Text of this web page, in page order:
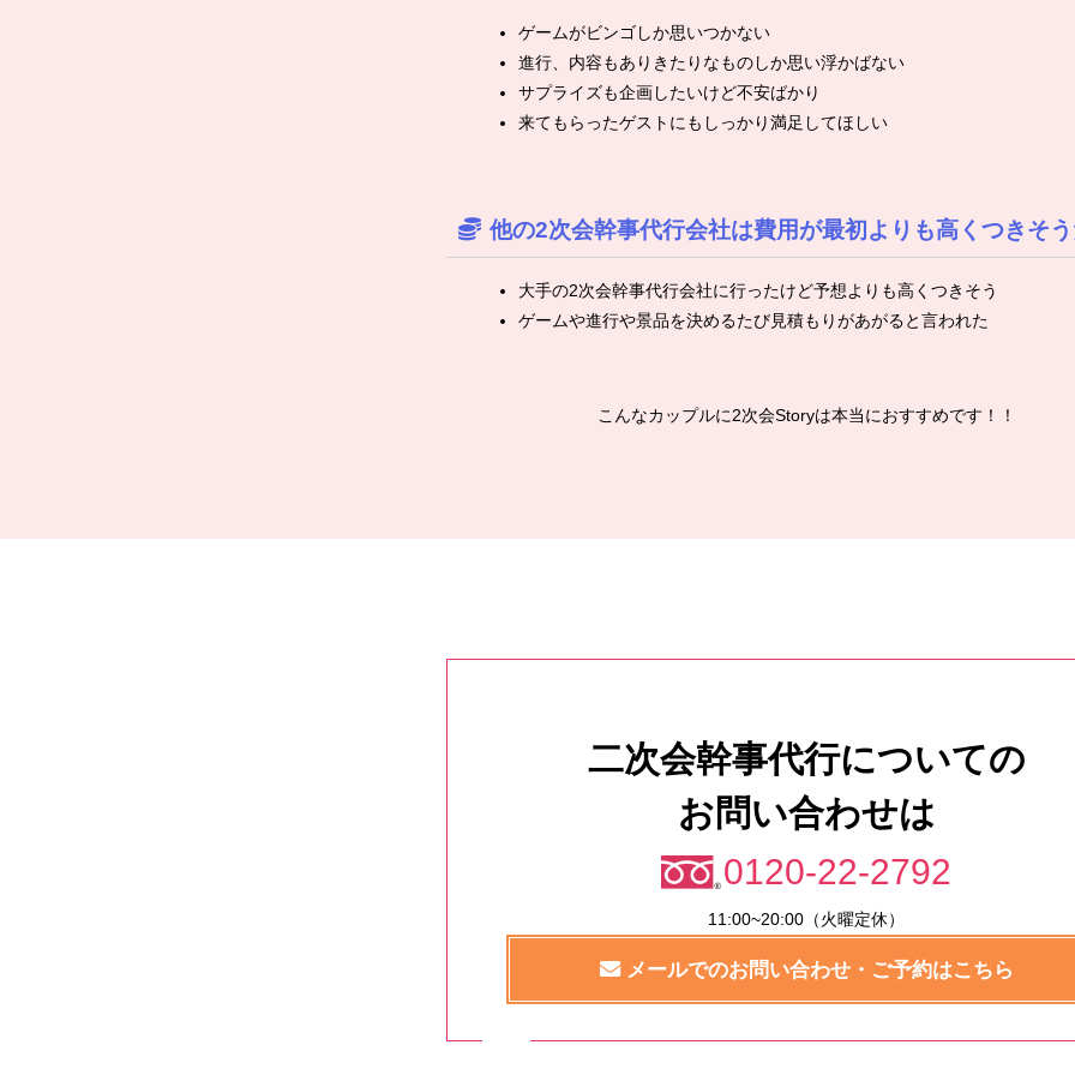
ゲームがビンゴしか思いつかない
進行、内容もありきたりなものしか思い浮かばない
サプライズも企画したいけど不安ばかり
来てもらったゲストにもしっかり満足してほしい
他の2次会幹事代行会社は費用が最初よりも高くつきそ
大手の2次会幹事代行会社に行ったけど予想よりも高くつきそう
ゲームや進行や景品を決めるたび見積もりがあがると言われた
こんなカップルに2次会Storyは本当におすすめです！！
二次会幹事代行についての
お問い合わせは
0120-22-2792
11:00~20:00（火曜定休）
メールでのお問い合わせ・ご予約はこちら